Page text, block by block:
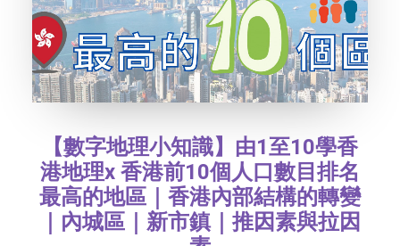
【數字地理小知識】由1至10學香
港地理x 香港前10個人口數目排名
最高的地區｜香港內部結構的轉變
｜內城區｜新市鎮｜推因素與拉因